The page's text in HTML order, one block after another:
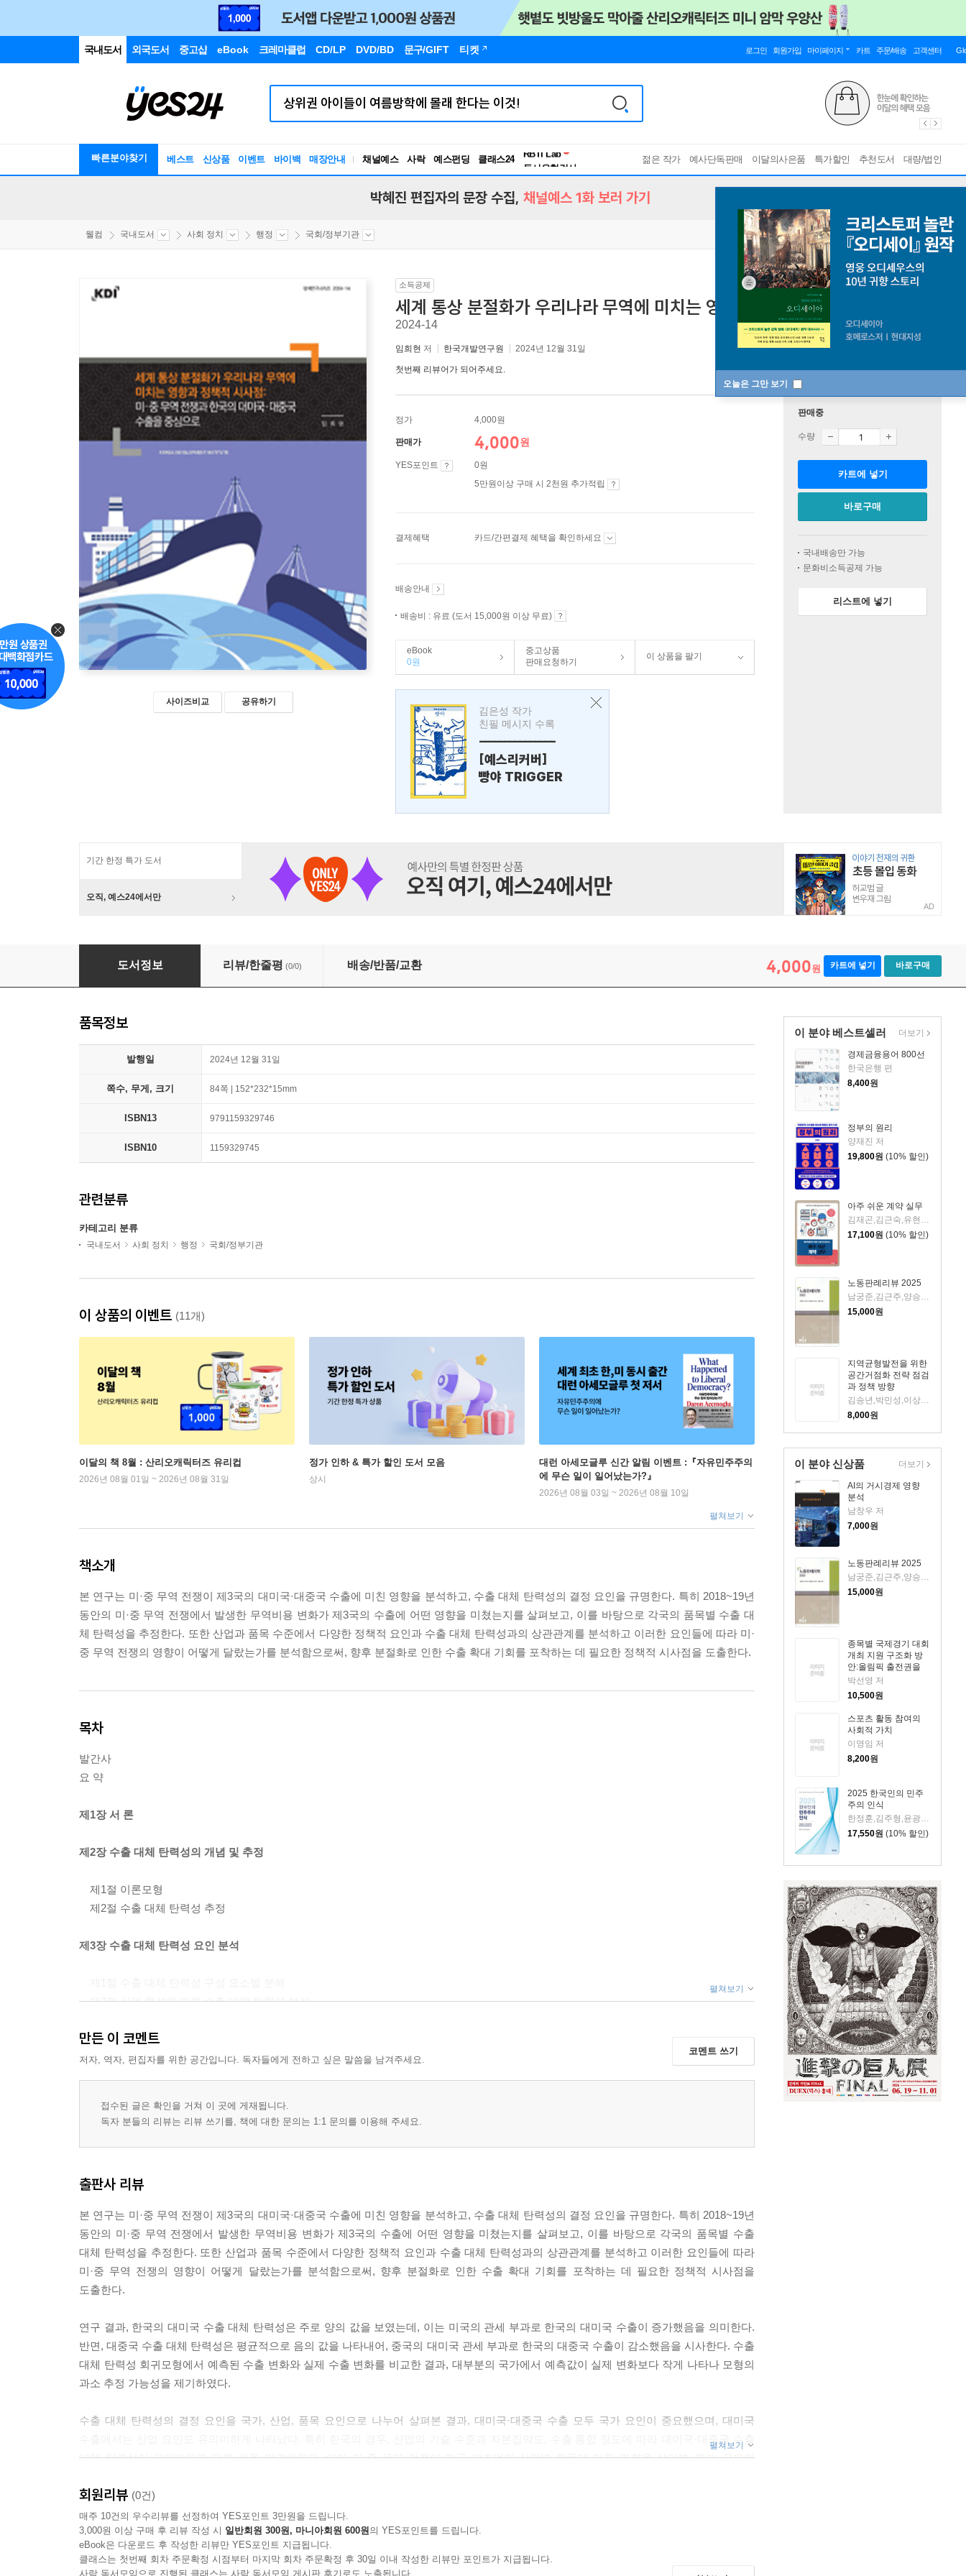
국내도서 외국도서 중고샵 eBook 크레마클럽 CD/LP DVD/BD 문구/GIFT 티켓 로그인 회원가입 마이페이지 카트 주문/배송 고객센터
빠른분야찾기 베스트 신상품 이벤트 바이백 매장안내 채널예스 사락 예스펀딩 클래스24
독서유형검사
젊은 작가 예사단독판매 이달의사은품 특가할인 추천도서 대량/법인
오늘은 그만 보기
박혜진 편집자의 문장 수집, 채널예스 1화 보러 가기
웰컴 국내도서 사회 정치 행정 국회/정부기관
사이즈비교 공유하기
소득공제
세계 통상 분절화가 우리나라 무역에 미치는 영향과 정책적 시사점
2024-14
임희현 저 한국개발연구원 2024년 12월 31일
첫번째 리뷰어가 되어주세요.
정가 4,000원
판매가 4,000원
YES포인트
0원
5만원이상 구매 시 2천원 추가적립
결제혜택 카드/간편결제 혜택을 확인하세요
배송안내
배송비 : 유료 (도서 15,000원 이상 무료)
eBook
0원
중고상품
판매요청하기
이 상품을 팔기
김은성 작가
친필 메시지 수록
---------------
[예스리커버]
빵야 TRIGGER
판매중
수량
카트에 넣기
바로구매
국내배송만 가능
문화비소득공제 가능
리스트에 넣기
기간 한정 특가 도서
오직, 예스24에서만
AD
세계 통상 분절화가 우리나라 무역에 미치는 영향과 정책적 시사점
도서정보 리뷰/한줄평 (0/0) 배송/반품/교환 4,000원 카트에 넣기 바로구매
이 분야 베스트셀러
경제금융용어 800선
한국은행 편
8,400원
정부의 원리
양재진 저
19,800원 (10% 할인)
아주 쉬운 계약 실무
김재곤,김근숙,유현승,김종욱,정호영 공저
17,100원 (10% 할인)
노동판례리뷰 2025
남궁준,김근주,양승엽,이슬기 저
15,000원
지역균형발전을 위한
공간거점화 전략 점검
과 정책 방향
8,000원
더보기
이 분야 신상품
AI의 거시경제 영향
분석
남창우 저
7,000원
노동판례리뷰 2025
남궁준,김근주,양승엽,이슬기 저
15,000원
종목별 국제경기 대회
개최 지원 구조화 방
안:올림픽 출전권을
중심으로
박선영 저
10,500원
스포츠 활동 참여의
사회적 가치
이영임 저
8,200원
2025 한국인의 민주
주의 인식
한정훈,김주형,윤광일 저
17,550원 (10% 할인)
더보기
품목정보
발행일 2024년 12월 31일
쪽수, 무게, 크기 84쪽 | 152*232*15mm
ISBN13 9791159329746
ISBN10 1159329745
관련분류
카테고리 분류
국내도서 사회 정치 행정 국회/정부기관
이 상품의 이벤트 (11개)
이달의 책 8월 : 산리오캐릭터즈 유리컵
2026년 08월 01일 ~ 2026년 08월 31일
정가 인하 & 특가 할인 도서 모음
상시
대런 아세모글루 신간 알림 이벤트 :『자유민주주의
에 무슨 일이 일어났는가?』
2026년 08월 03일 ~ 2026년 08월 10일
펼쳐보기
책소개
본 연구는 미·중 무역 전쟁이 제3국의 대미국·대중국 수출에 미친 영향을 분석하고, 수출 대체 탄력성의 결정 요인을 규명한다. 특히 2018~19년
동안의 미·중 무역 전쟁에서 발생한 무역비용 변화가 제3국의 수출에 어떤 영향을 미쳤는지를 살펴보고, 이를 바탕으로 각국의 품목별 수출 대
체 탄력성을 추정한다. 또한 산업과 품목 수준에서 다양한 정책적 요인과 수출 대체 탄력성과의 상관관계를 분석하고 이러한 요인들에 따라 미·
중 무역 전쟁의 영향이 어떻게 달랐는가를 분석함으로써, 향후 분절화로 인한 수출 확대 기회를 포착하는 데 필요한 정책적 시사점을 도출한다.
목차
발간사
요 약
제1장 서 론
제2장 수출 대체 탄력성의 개념 및 추정
제1절 이론모형
제2절 수출 대체 탄력성 추정
제3장 수출 대체 탄력성 요인 분석
제2절 산업 특성에 따른 수출 대체 탄력성 분석
제4장 미·중 무역 전쟁이 한국 산업에 미친 영향
제3절 분석 결과
펼쳐보기
만든 이 코멘트
저자, 역자, 편집자를 위한 공간입니다. 독자들에게 전하고 싶은 말씀을 남겨주세요.
코멘트 쓰기
접수된 글은 확인을 거쳐 이 곳에 게재됩니다.
독자 분들의 리뷰는 리뷰 쓰기를, 책에 대한 문의는 1:1 문의를 이용해 주세요.
출판사 리뷰
본 연구는 미·중 무역 전쟁이 제3국의 대미국·대중국 수출에 미친 영향을 분석하고, 수출 대체 탄력성의 결정 요인을 규명한다. 특히 2018~19년
동안의 미·중 무역 전쟁에서 발생한 무역비용 변화가 제3국의 수출에 어떤 영향을 미쳤는지를 살펴보고, 이를 바탕으로 각국의 품목별 수출
대체 탄력성을 추정한다. 또한 산업과 품목 수준에서 다양한 정책적 요인과 수출 대체 탄력성과의 상관관계를 분석하고 이러한 요인들에 따라
미·중 무역 전쟁의 영향이 어떻게 달랐는가를 분석함으로써, 향후 분절화로 인한 수출 확대 기회를 포착하는 데 필요한 정책적 시사점을
도출한다.
연구 결과, 한국의 대미국 수출 대체 탄력성은 주로 양의 값을 보였는데, 이는 미국의 관세 부과로 한국의 대미국 수출이 증가했음을 의미한다.
반면, 대중국 수출 대체 탄력성은 평균적으로 음의 값을 나타내어, 중국의 대미국 관세 부과로 한국의 대중국 수출이 감소했음을 시사한다. 수출
대체 탄력성 회귀모형에서 예측된 수출 변화와 실제 수출 변화를 비교한 결과, 대부분의 국가에서 예측값이 실제 변화보다 작게 나타나 모형의
과소 추정 가능성을 제기하였다.
수출 대체 탄력성의 결정 요인을 국가, 산업, 품목 요인으로 나누어 살펴본 결과, 대미국·대중국 수출 모두 국가 요인이 중요했으며, 대미국
수출에서는 산업 요인도 유의미하게 나타났다. 특히 한국의 경우, 산업의 기술 수준과 자본집약도, 수출 통합 정도에 따라 대미국·대중국 수출
대체 탄력성이 유의미하게 다른 것을 발견하였다. 이어 미·중 무역 전쟁이 한국 제조업의 산업별 활동에 미친 영향을 살펴본 결과, 규모의
살펴보면, 자본집약적인 산업에서 선행 투자가 이루어진 경우 부가가치 및 투자는 확대되고 비용은 감소하는 긍정적인 효과가 나타났으며,
수출 통합 정도가 높은 산업에서 또한 유사한 변화를 보였다.
마지막으로, 미·중 간 관세 변화와 향후 발생할 수 있는 시나리오를 설정하여 수출 대체 탄력성 추정값을 바탕으로 한국의 수출 변화를 예측한
결과, 대미국 수출은 0.1%에서 7.0%까지 증가할 것으로 예상되며, 미·중 간 관세 부과가 심화되어 양국이 상호 모든 품목에 약 10%p의 추가
펼쳐보기
회원리뷰 (0건)
매주 10건의 우수리뷰를 선정하여 YES포인트 3만원을 드립니다.
3,000원 이상 구매 후 리뷰 작성 시 일반회원 300원, 마니아회원 600원의 YES포인트를 드립니다.
eBook은 다운로드 후 작성한 리뷰만 YES포인트 지급됩니다.
클래스는 첫번째 회차 주문확정 시점부터 마지막 회차 주문확정 후 30일 이내 작성한 리뷰만 포인트가 지급됩니다.
사락 독서모임으로 진행된 클래스는 사락 독서모임 게시판 후기로도 노출됩니다.